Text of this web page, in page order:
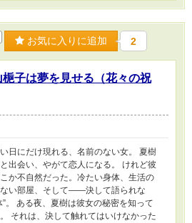
お気に入りに追加 2
子は夢を見せる（花々の祝
日にだけ現れる、名前のない女。 夏樹
出会い、やがて恋人になる。 けれど彼
か不自然だった。冷たい身体、生活の
い部屋、そして――決して語られな
”。 ある夜、夏樹は彼女の秘密を知って
それは、決して触れてはいけなかった